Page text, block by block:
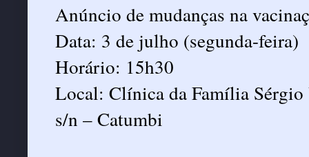
Anúncio de mudanças na
Data: 3 de julho (segunda-feira)
Horário: 15h30
Local: Clínica da Família
s/n – Catumbi